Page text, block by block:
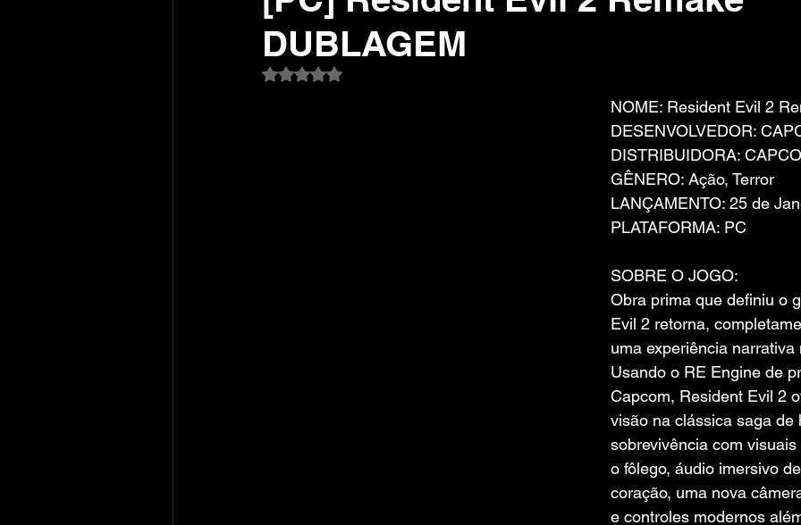
DUBLAGEM
Avaliado com NaN de 5 estrelas.
NOME: Resident Evil 2
DESENVOLVEDOR:
DISTRIBUIDORA:
GÊNERO: Ação, Terror
LANÇAMENTO: 25 de
PLATAFORMA: PC
SOBRE O JOGO:
Obra prima que definiu o
Evil 2 retorna,
uma experiência
Usando o RE Engine de
Capcom, Resident Evil 2
visão na clássica saga
sobrevivência com
o fôlego, áudio imersivo
coração, uma nova
e controles modernos